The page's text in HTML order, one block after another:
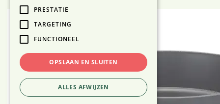
PRESTATIE
TARGETING
FUNCTIONEEL
OPSLAAN EN SLUITEN
ALLES AFWIJZEN